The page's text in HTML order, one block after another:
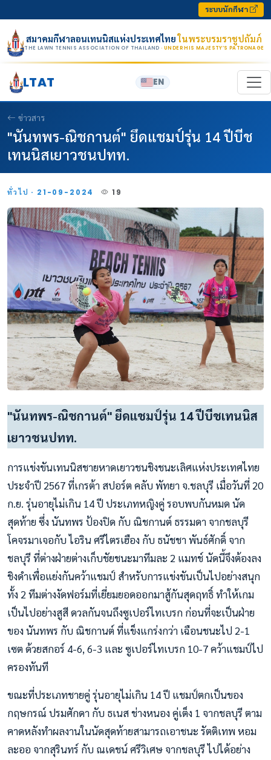
ระบบนักกีฬา
สมาคมกีฬาลอนเทนนิสแห่งประเทศไทยในพระบรมราชูปถัมภ์
THE LAWN TENNIS ASSOCIATION OF THAILAND · UNDER HIS MAJESTY’S PATRONAGE
LTAT EN
ข่าวสาร
"นันทพร-ณิชกานต์" ยึดแชมป์รุ่น 14 ปีบีช
เทนนิสเยาวชนปทท.
ทั่วไป · 21-09-2024 19
"นันทพร-ณิชกานต์" ยึดแชมป์รุ่น 14 ปีบีชเทนนิส
เยาวชนปทท.
การแข่งขันเทนนิสชายหาดเยาวชนชิงชนะเลิศแห่งประเทศไทย
ประจำปี 2567 ที่เกรต้า สปอร์ต คลับ พัทยา จ.ชลบุรี เมื่อวันที่ 20
ก.ย. รุ่นอายุไม่เกิน 14 ปี ประเภทหญิงคู่ รอบพบกันหมด นัด
สุดท้าย ซึ่ง นันทพร ป้องปิด กับ ณิชกานต์ ธรรมดา จากชลบุรี
โคจรมาเจอกับ ไอริน ศรีไตรเฮือง กับ ธนัชชา พันธ์ศักดิ์ จาก
ชลบุรี ที่ต่างฝ่ายต่างเก็บชัยชนะมาทีมละ 2 แมทช์ นัดนี้จึงต้องลง
ชิงดำเพื่อแย่งกันคว้าแชมป์ สำหรับการแข่งขันเป็นไปอย่างสนุก
ทั้ง 2 ทีมต่างงัดฟอร์มที่เยี่ยมยอดออกมาสู้กันสุดฤทธิ์ ทำให้เกม
เป็นไปอย่างสูสี ดวลกันจนถึงซูเปอร์ไทเบรก ก่อนที่จะเป็นฝ่าย
ของ นันทพร กับ ณิชกานต์ ที่แข็งแกร่งกว่า เฉือนชนะไป 2-1
เซต ด้วยสกอร์ 4-6, 6-3 และ ซูเปอร์ไทเบรก 10-7 คว้าแชมป์ไป
ครองทันที
ขณะที่ประเภทชายคู่ รุ่นอายุไม่เกิน 14 ปี แชมป์ตกเป็นของ
กฤษกรณ์ ปรมศักดา กับ ธเนส ช่างหนอง คู่เต็ง 1 จากชลบุรี ตาม
คาดหลังทำผลงานในนัดสุดท้ายสามารถเอาชนะ รัตติเทพ หอม
ละออ จากสุรินทร์ กับ ณเดชน์ ศรีวิเศษ จากชลบุรี ไปได้อย่าง